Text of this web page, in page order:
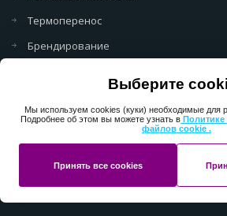
Выберите
Мы используем cookies (куки) необходимые для
Подробнее об этом вы можете узнать в Политике
файлов cookie .
Принять все cookies
Термоперенос
Брендирование
Политика обработки персональных